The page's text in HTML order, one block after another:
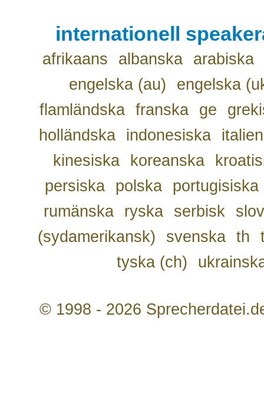
internationell
afrikaans albanska
arabiska
engelska (au)
engelska
flamländska franska ge
holländska
indonesiska
kinesiska
koreanska
persiska
polska
portugisiska
rumänska
ryska serbisk
(sydamerikansk)
svenska th
tyska (ch)
© 1998 - 2026